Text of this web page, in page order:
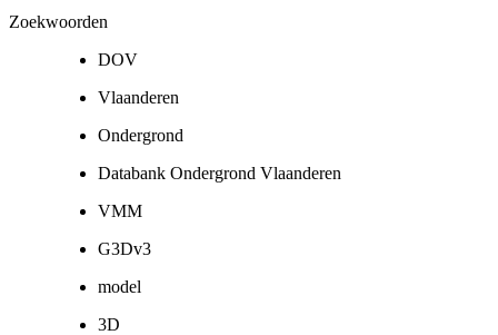
Zoekwoorden
DOV
Vlaanderen
Ondergrond
Databank Ondergrond Vlaanderen
VMM
G3Dv3
model
3D